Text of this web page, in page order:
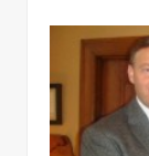
გამოთქვა.